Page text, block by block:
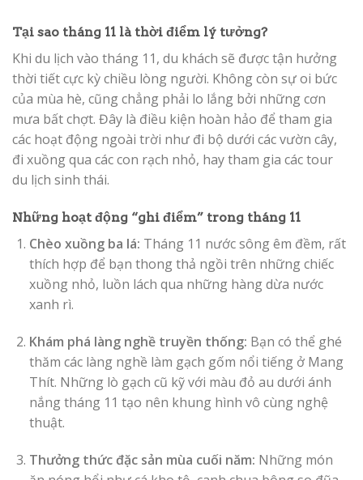
Tại sao tháng 11 là thời điểm lý tưởng?
Khi du lịch vào tháng 11, du khách sẽ được tận hưởng
thời tiết cực kỳ chiều lòng người. Không còn sự oi bức
của mùa hè, cũng chẳng phải lo lắng bởi những cơn
mưa bất chợt. Đây là điều kiện hoàn hảo để tham gia
các hoạt động ngoài trời như đi bộ dưới các vườn cây,
đi xuồng qua các con rạch nhỏ, hay tham gia các tour
du lịch sinh thái.
Những hoạt động “ghi điểm” trong tháng 11
Chèo xuồng ba lá: Tháng 11 nước sông êm đềm, rất
thích hợp để bạn thong thả ngồi trên những chiếc
xuồng nhỏ, luồn lách qua những hàng dừa nước
xanh rì.
Khám phá làng nghề truyền thống: Bạn có thể ghé
thăm các làng nghề làm gạch gốm nổi tiếng ở Mang
Thít. Những lò gạch cũ kỹ với màu đỏ au dưới ánh
nắng tháng 11 tạo nên khung hình vô cùng nghệ
thuật.
Thưởng thức đặc sản mùa cuối năm: Những món